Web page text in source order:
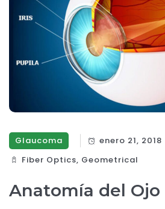
Glaucoma enero 21, 2018
Fiber Optics‎, Geometrical
Anatomía del